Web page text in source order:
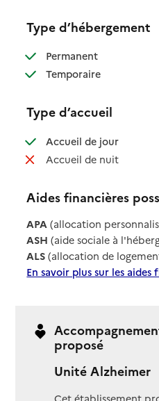
Type d’hébergement
Permanent: disponible
Temporaire: disponible
Type d’accueil
Accueil de jour: disponible
Accueil de nuit
: non
Aides financières
APA (allocation
ASH (aide sociale à
ALS (allocation de
En savoir plus sur les aides
proposé
Unité Alzheimer